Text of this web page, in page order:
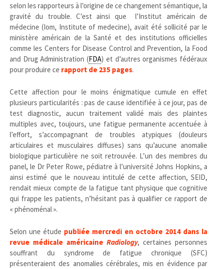
selon les rapporteurs à l’origine de ce changement sémantique, la
gravité du trouble. C’est ainsi que l’Institut américain de
médecine (Iom, Institute of medecine), avait été sollicité par le
ministère américain de la Santé et des institutions officielles
comme les Centers for Disease Control and Prevention, la Food
and Drug Administration (FDA) et d’autres organismes fédéraux
pour produire ce rapport de 235 pages.
Cette affection pour le moins énigmatique cumule en effet
plusieurs particularités : pas de cause identifiée à ce jour, pas de
test diagnostic, aucun traitement validé mais des plaintes
multiples avec, toujours, une fatigue permanente accentuée à
l’effort, s’accompagnant de troubles atypiques (douleurs
articulaires et musculaires diffuses) sans qu’aucune anomalie
biologique particulière ne soit retrouvée. L’un des membres du
panel, le Dr Peter Rowe, pédiatre à l’université Johns Hopkins, a
ainsi estimé que le nouveau intitulé de cette affection, SEID,
rendait mieux compte de la fatigue tant physique que cognitive
qui frappe les patients, n’hésitant pas à qualifier ce rapport de
« phénoménal ».
Selon une étude publiée mercredi en octobre 2014 dans la
revue médicale américaine Radiology, certaines personnes
souffrant du syndrome de fatigue chronique (SFC)
présenteraient des anomalies cérébrales, mis en évidence par